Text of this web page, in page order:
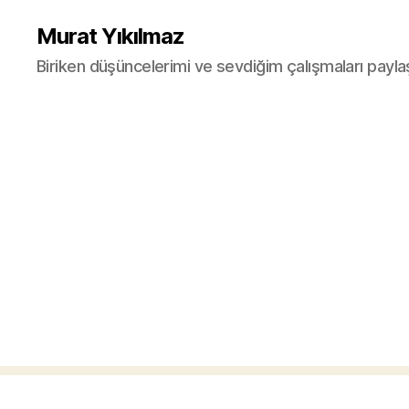
Murat Yıkılmaz
Biriken düşüncelerimi ve sevdiğim çalışmaları